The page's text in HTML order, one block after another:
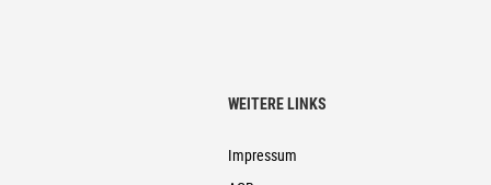
WEITERE LINKS
Impressum